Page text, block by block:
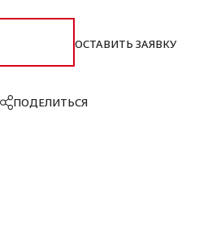
ОСТАВИТЬ ЗАЯВКУ
ПОДЕЛИТЬСЯ